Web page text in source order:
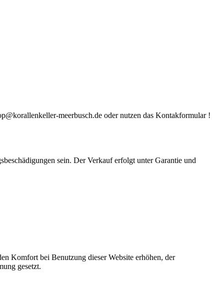
meerbusch.de oder nutzen das Kontakformular !
sein. Der Verkauf erfolgt unter Garantie und
Komfort bei Benutzung dieser Website erhöhen, der
gesetzt.